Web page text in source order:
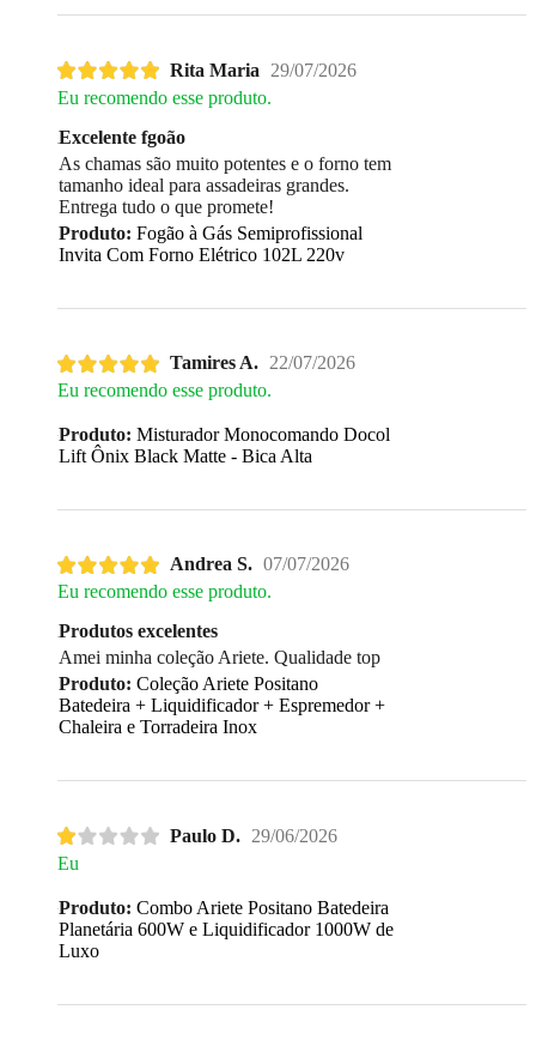
Rita Maria
29/07/2026
Eu recomendo esse produto.
Excelente fgoão
As chamas são muito potentes e o forno tem
tamanho ideal para assadeiras grandes.
Entrega tudo o que promete!
Produto: Fogão à Gás Semiprofissional
Invita Com Forno Elétrico 102L 220v
Tamires A. 22/07/2026
Eu recomendo esse produto.
Produto: Misturador Monocomando Docol
Lift Ônix Black Matte - Bica Alta
Andrea S. 07/07/2026
Eu recomendo esse produto.
Produtos excelentes
Amei minha coleção Ariete. Qualidade top
Produto: Coleção Ariete Positano
Batedeira + Liquidificador + Espremedor +
Chaleira e Torradeira Inox
Paulo D. 29/06/2026
Eu
Produto: Combo Ariete Positano Batedeira
Planetária 600W e Liquidificador 1000W de
Luxo